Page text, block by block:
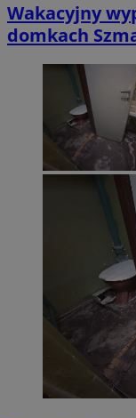
Wakacyjny
domkach